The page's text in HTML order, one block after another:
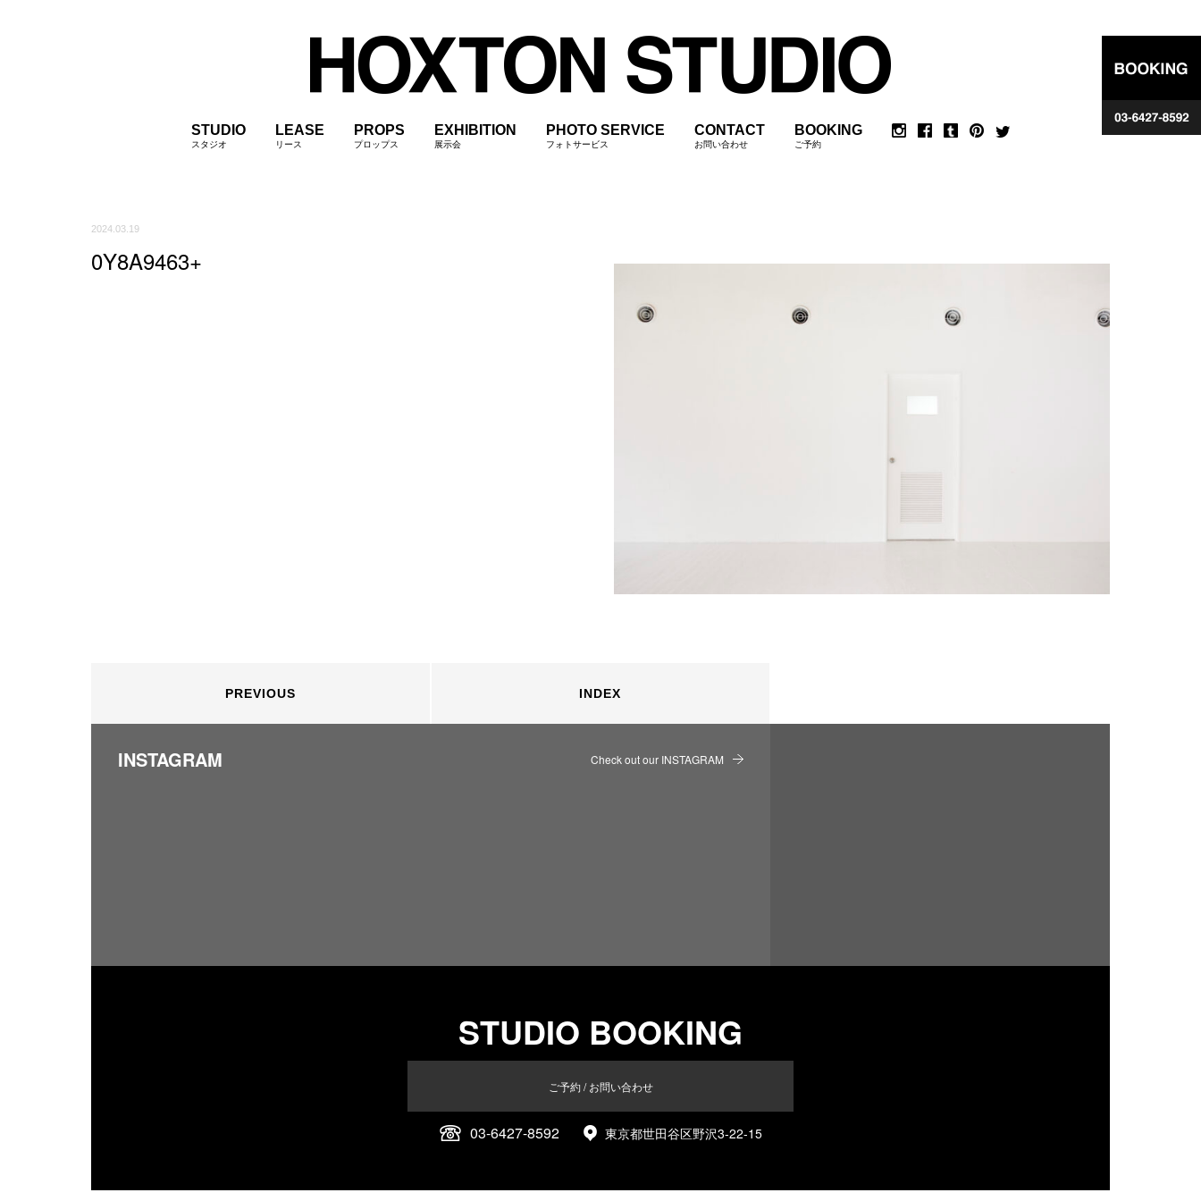
STUDIO
スタジオ
LEASE
リース
PROPS
プロップス
EXHIBITION
展示会
PHOTO SERVICE
フォトサービス
CONTACT
お問い合わせ
BOOKING
ご予約
2024.03.19
0Y8A9463+
PREVIOUS INDEX
INSTAGRAM Check out our INSTAGRAM
STUDIO BOOKING
ご予約 / お問い合わせ
03-6427-8592 東京都世田谷区野沢3-22-15